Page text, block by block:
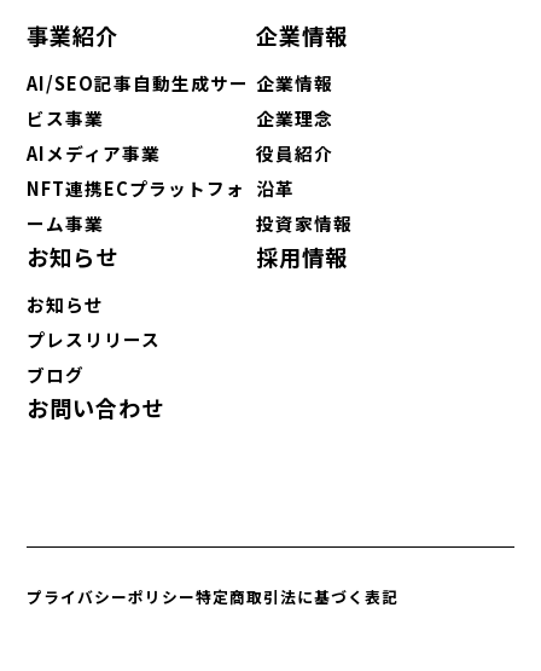
事業紹介
AI/SEO記事自動生成サー
ビス事業
AIメディア事業
NFT連携ECプラットフォ
ーム事業
企業情報
企業情報
企業理念
役員紹介
沿革
投資家情報
お知らせ
お知らせ
プレスリリース
ブログ
採用情報
お問い合わせ
プライバシーポリシー特定商取引法に基づく表記